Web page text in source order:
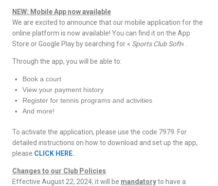
NEW: Mobile App now available
We are excited to announce that our mobile application for the
online platform is now available! You can find it on the App
Store or Google Play by searching for « Sports Club Soft« .
Through the app, you will be able to:
Book a court
View your payment history
Register for tennis programs and activities
And more!
To activate the application, please use the code 7979. For
detailed instructions on how to download and set up the app,
please CLICK HERE.
Changes to our Club Policies
Effective August 22, 2024, it will be mandatoryto have a